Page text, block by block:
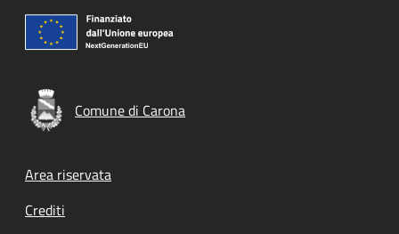
Comune di Carona
Footer menu
Area riservata
Crediti